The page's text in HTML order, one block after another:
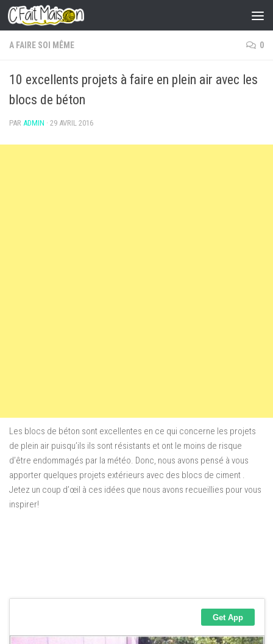
Skip to content
A FAIRE SOI MÊME 0
10 excellents projets à faire en plein air avec les
blocs de béton
PAR ADMIN · 29 AVRIL 2016
Les blocs de béton sont excellentes en ce qui concerne les projets
de plein air puisqu’ils ils sont résistants et ont le moins de risque
d’être endommagés par la météo. Donc, nous avons pensé à vous
apporter quelques projets extérieurs avec des blocs de ciment .
Jetez un coup d’œil à ces idées que nous avons recueillies pour vous
inspirer!